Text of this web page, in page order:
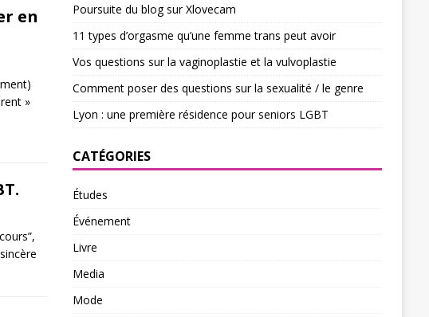
en
»
Poursuite du blog sur Xlovecam
11 types d’orgasme qu’une femme trans peut avoir
Vos questions sur la vaginoplastie et la vulvoplastie
Comment poser des questions sur la sexualité / le genre
Lyon : une première résidence pour seniors LGBT
CATÉGORIES
Études
Événement
Livre
Media
Mode